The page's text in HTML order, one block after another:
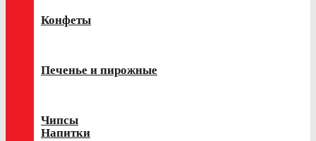
Конфеты
Печенье и пирожные
Чипсы
Напитки